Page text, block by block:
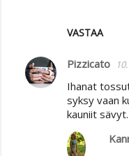
VASTAA
Pizzicato
Ihanat
syksy vaan
kauniit sävyt.